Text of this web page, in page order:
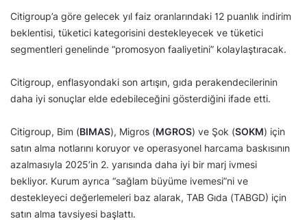
Citigroup’a göre gelecek yıl faiz oranlarındaki 12 puanlık indirim
beklentisi, tüketici kategorisini destekleyecek ve tüketici
segmentleri genelinde “promosyon faaliyetini” kolaylaştıracak.
Citigroup, enflasyondaki son artışın, gıda perakendecilerinin
daha iyi sonuçlar elde edebileceğini gösterdiğini ifade etti.
Citigroup, Bim (BIMAS), Migros (MGROS) ve Şok (SOKM) için
satın alma notlarını koruyor ve operasyonel harcama baskısının
azalmasıyla 2025’in 2. yarısında daha iyi bir marj ivmesi
bekliyor. Kurum ayrıca “sağlam büyüme ivemesi”ni ve
destekleyeci değerlemeleri baz alarak, TAB Gıda (TABGD) için
satın alma tavsiyesi başlattı.